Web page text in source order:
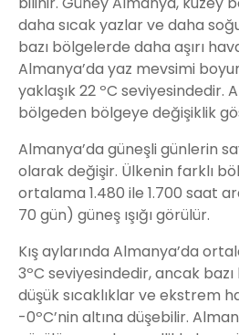
daha sıcak yazlar ve daha
bazı bölgelerde daha aşırı
Almanya’da yaz mevsimi
yaklaşık 22 ºC seviyesindedir.
bölgeden bölgeye değişiklik
Almanya’da güneşli günlerin
olarak değişir. Ülkenin farklı
ortalama 1.480 ile 1.700 saat
70 gün) güneş ışığı görülür.
Kış aylarında Almanya’da
3ºC seviyesindedir, ancak
düşük sıcaklıklar ve ekstrem
-0ºC’nin altına düşebilir.